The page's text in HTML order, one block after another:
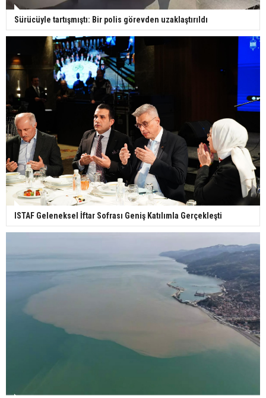
Sürücüyle tartışmıştı: Bir polis görevden uzaklaştırıldı
ISTAF Geleneksel İftar Sofrası Geniş Katılımla Gerçekleşti